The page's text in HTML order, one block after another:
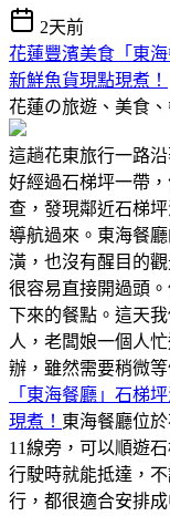
2天前
花蓮豐濱美食「東
新鮮魚貨現點現煮！
花蓮の旅遊、美食
這趟花東旅行一路
好經過石梯坪一帶
查，發現鄰近石梯坪
導航過來。東海餐
潢，也沒有醒目的
很容易直接開過頭
下來的餐點。這天
人，老闆娘一個人
辦，雖然需要稍微
「東海餐廳」石梯
現煮！ 東海餐廳位
11線旁，可以順遊
行駛時就能抵達，
行，都很適合安排